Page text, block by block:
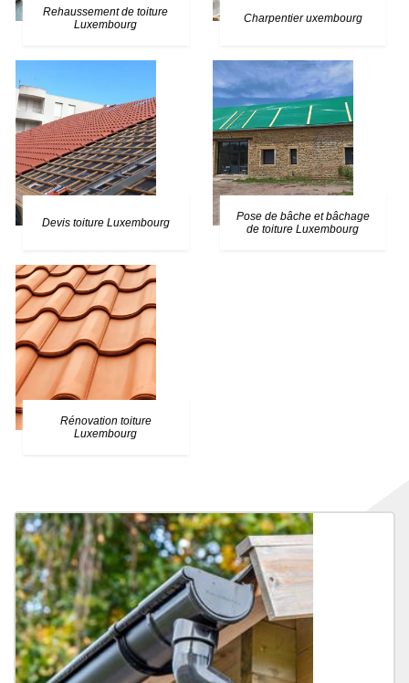
Rehaussement de toiture
Luxembourg
Charpentier uxembourg
Devis toiture Luxembourg
Pose de bâche et bâchage
de toiture Luxembourg
Rénovation toiture
Luxembourg